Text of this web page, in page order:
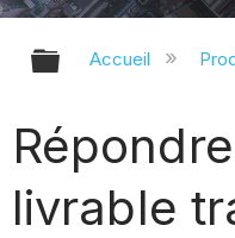
Accueil
livrable